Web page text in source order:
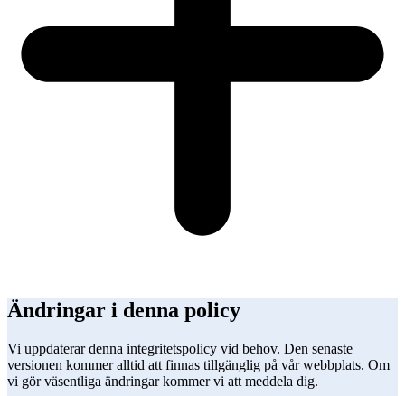
Ändringar i denna policy
Vi uppdaterar denna integritetspolicy vid behov. Den senaste
versionen kommer alltid att finnas tillgänglig på vår webbplats. Om
vi gör väsentliga ändringar kommer vi att meddela dig.